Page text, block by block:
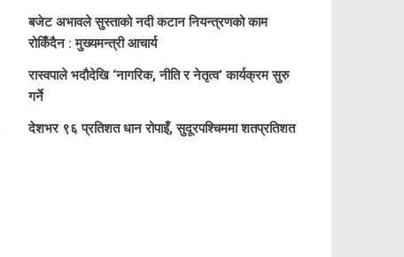
बजेट अभावले सुस्ताको नदी कटान नियन्त्रणको काम
रोकिँदैन : मुख्यमन्त्री आचार्य
रास्वपाले भदौदेखि ‘नागरिक, नीति र नेतृत्व’ कार्यक्रम सुरु
गर्ने
देशभर ९६ प्रतिशत धान रोपाइँ, सुदूरपश्चिममा शतप्रतिशत